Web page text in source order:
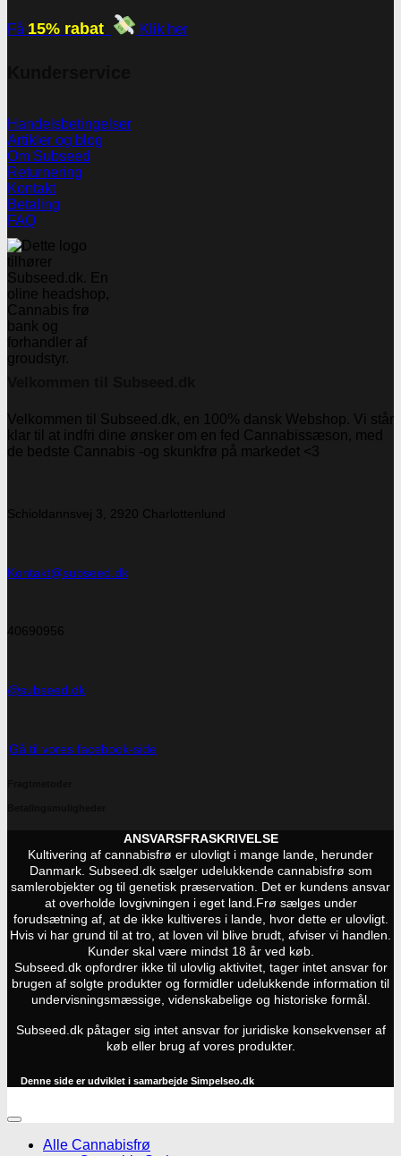
Få 15% rabat Klik her
Handelsbetingelser
Artikler og blog
Om Subseed
Returnering
Kontakt
Betaling
FAQ
Velkommen til Subseed.dk, en 100% dansk Webshop. Vi står
klar til at indfri dine ønsker om en fed Cannabissæson, med
de bedste Cannabis -og skunkfrø på markedet <3
Schioldannsvej 3, 2920 Charlottenlund
Kontakt@subseed.dk
40690956
@subseed.dk
Gå til vores facebook-side
ANSVARSFRASKRIVELSE
Kultivering af cannabisfrø er ulovligt i mange lande, herunder
Danmark. Subseed.dk sælger udelukkende cannabisfrø som
samlerobjekter og til genetisk præservation. Det er kundens ansvar
at overholde lovgivningen i eget land. Frø sælges under
forudsætning af, at de ikke kultiveres i lande, hvor dette er ulovligt.
Hvis vi har grund til at tro, at loven vil blive brudt, afviser vi handlen.
Kunder skal være mindst 18 år ved køb.
Subseed.dk opfordrer ikke til ulovlig aktivitet, tager intet ansvar for
brugen af solgte produkter og formidler udelukkende information til
undervisningsmæssige, videnskabelige og historiske formål.
Subseed.dk påtager sig intet ansvar for juridiske konsekvenser af
køb eller brug af vores produkter.
Denne side er udviklet i samarbejde Simpelseo.dk
Alle Cannabisfrø